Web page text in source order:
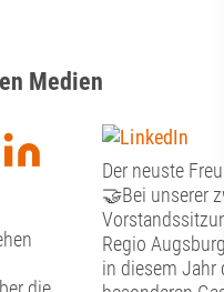
Medien
Der neuste
🤝Bei unserer
Regio
in diesem Jahr